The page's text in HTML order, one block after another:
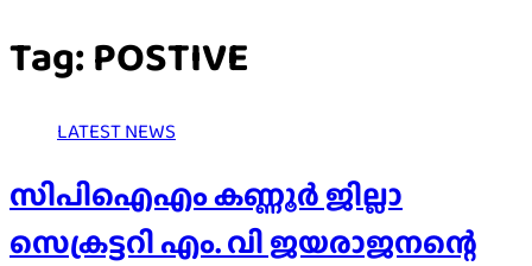
Tag:POSTIVE
LATEST NEWS
സിപിഐഎം കണ്ണൂർ ജില്ലാ
സെക്രട്ടറി എം. വി ജയരാജനന്റെ